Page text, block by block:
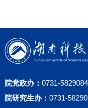
院党政办： 0731-
院研究生办： 0731-